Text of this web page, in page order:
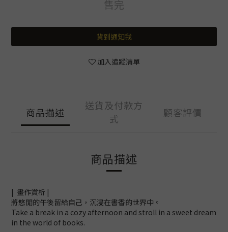
售完
貨到通知我
加入追蹤清單
商品描述
送貨及付款方
式
顧客評價
商品描述
| 畫作賞析 |
將悠閒的午後留給自己，沉浸在書香的世界中。
Take a break in a cozy afternoon and stroll in a sweet dream
in the world of books.